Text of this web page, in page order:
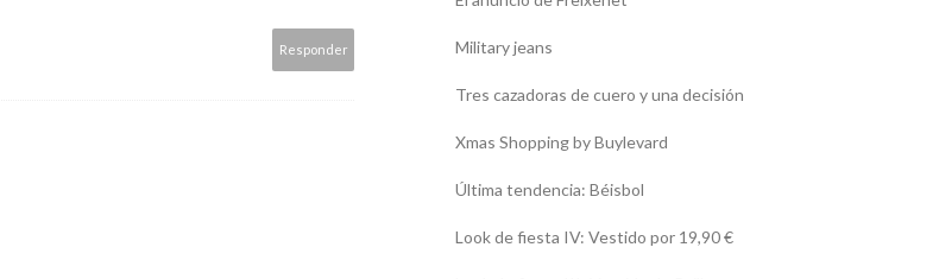
Responder Military jeans
Tres cazadoras de cuero y una decisión
Xmas Shopping by Buylevard
Última tendencia: Béisbol
Look de fiesta IV: Vestido por 19,90 €